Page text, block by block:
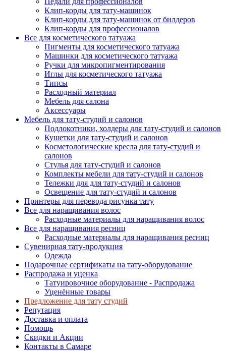
Клип-корды для тату-машинок
Клип-корды для тату-машинок от билдеров
Клип-корды для профессионалов
Все для косметического татуажа
Пигменты для косметического татуажа
Машинки для косметического татуажа
Ручки для микропигментирования
Иглы для косметического татуажа
Типсы
Расходный материал
Мебель для салона
Аксессуары
Мебель для тату-студий и салонов
Подлокотники, холдеры для тату-студий и салонов
Кушетки для тату-студий и салонов
Косметологические кресла для тату-студий и
салонов
Стулья для тату-студий и салонов
Комплекты мебели для тату-студий и салонов
Тележки для для тату-студий и салонов
Освещение для тату-студий и салонов
Принтеры для перевода рисунка тату
Все для наращивания волос
Расходные материалы для наращивания волос
Все для наращивания ресниц
Расходные материалы для наращивания ресниц
Сувенирная тату-продукция
Одежда
Подарочные сертификаты на тату-оборудование
Распродажа и уценка
Татуировочное оборудование - Распродажа
Уценённые товары
Предложение для тату студий
Репутация
Доставка и оплата
Помощь
Скидки и Акции
Контакты в Самаре